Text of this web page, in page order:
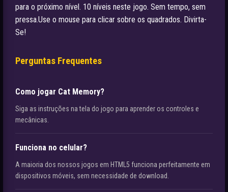
para o próximo nível. 10 níveis neste jogo. Sem tempo, sem
pressa.Use o mouse para clicar sobre os quadrados. Divirta-
Se!
Perguntas Frequentes
Como jogar Cat Memory?
Siga as instruções na tela do jogo para aprender os controles e
mecânicas.
Funciona no celular?
A maioria dos nossos jogos em HTML5 funciona perfeitamente em
dispositivos móveis, sem necessidade de download.